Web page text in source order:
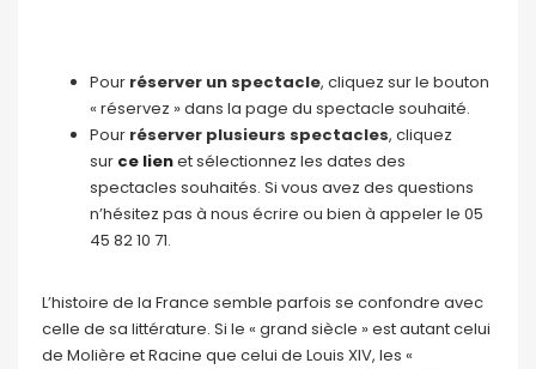
Pour réserver un spectacle, cliquez sur le bouton
« réservez » dans la page du spectacle souhaité.
Pour réserver plusieurs spectacles, cliquez
sur ce lienet sélectionnez les dates des
spectacles souhaités. Si vous avez des questions
n’hésitez pas à nous écrire ou bien à appeler le 05
45 82 10 71.
L’histoire de la France semble parfois se confondre avec
celle de sa littérature. Si le « grand siècle » est autant celui
de Molière et Racine que celui de Louis XIV, les «